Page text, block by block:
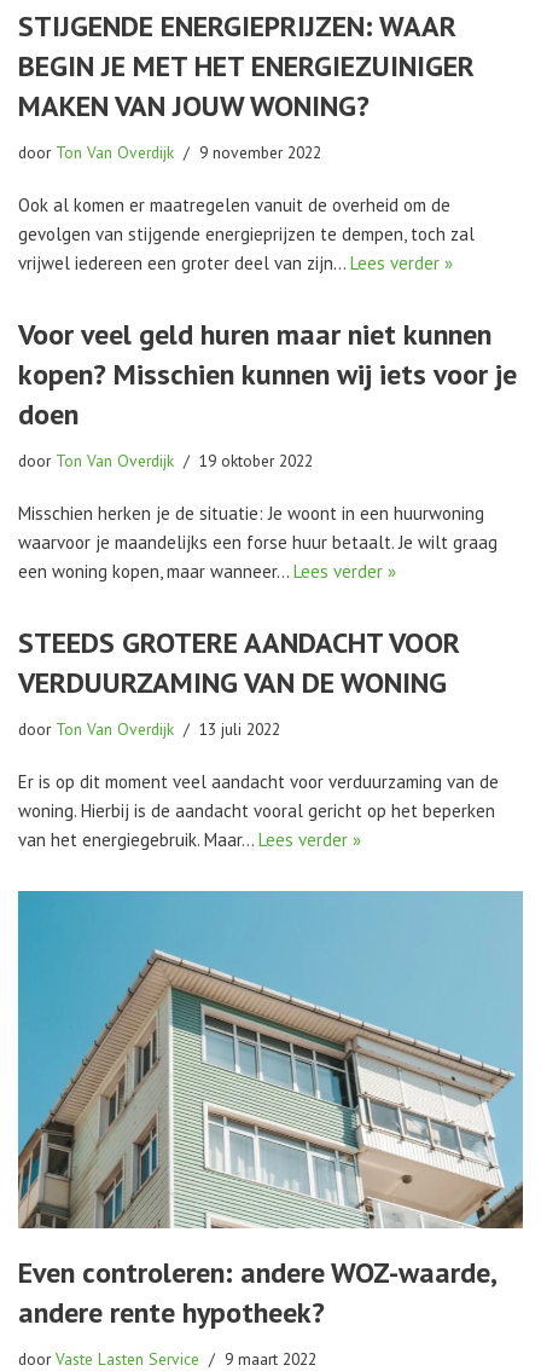
STIJGENDE ENERGIEPRIJZEN: WAAR
BEGIN JE MET HET ENERGIEZUINIGER
MAKEN VAN JOUW WONING?
door Ton Van Overdijk 9 november 2022
Ook al komen er maatregelen vanuit de overheid om de
gevolgen van stijgende energieprijzen te dempen, toch zal
vrijwel iedereen een groter deel van zijn… Lees verder »
Voor veel geld huren maar niet kunnen
kopen? Misschien kunnen wij iets voor je
doen
door Ton Van Overdijk 19 oktober 2022
Misschien herken je de situatie: Je woont in een huurwoning
waarvoor je maandelijks een forse huur betaalt. Je wilt graag
een woning kopen, maar wanneer… Lees verder »
STEEDS GROTERE AANDACHT VOOR
VERDUURZAMING VAN DE WONING
door Ton Van Overdijk 13 juli 2022
Er is op dit moment veel aandacht voor verduurzaming van de
woning. Hierbij is de aandacht vooral gericht op het beperken
van het energiegebruik. Maar… Lees verder »
Even controleren: andere WOZ-waarde,
andere rente hypotheek?
doorVaste Lasten Service 9 maart 2022